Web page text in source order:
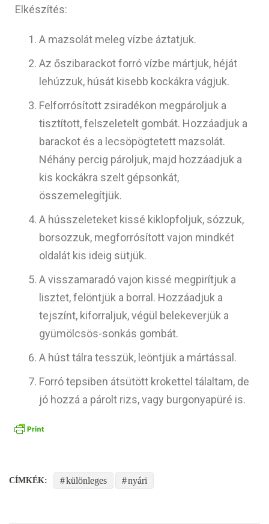
Elkészítés:
A mazsolát meleg vízbe áztatjuk.
Az őszibarackot forró vízbe mártjuk, héját
lehúzzuk, húsát kisebb kockákra vágjuk.
Felforrósított zsiradékon megpároljuk a
tisztított, felszeletelt gombát. Hozzáadjuk a
barackot és a lecsöpögtetett mazsolát.
Néhány percig pároljuk, majd hozzáadjuk a
kis kockákra szelt gépsonkát,
összemelegítjük.
A hússzeleteket kissé kiklopfoljuk, sózzuk,
borsozzuk, megforrósított vajon mindkét
oldalát kis ideig sütjük.
A visszamaradó vajon kissé megpirítjuk a
lisztet, felöntjük a borral. Hozzáadjuk a
tejszínt, kiforraljuk, végül belekeverjük a
gyümölcsös-sonkás gombát.
A húst tálra tesszük, leöntjük a mártással.
Forró tepsiben átsütött krokettel tálaltam, de
jó hozzá a párolt rizs, vagy burgonyapüré is.
CÍMKÉK: különleges nyári